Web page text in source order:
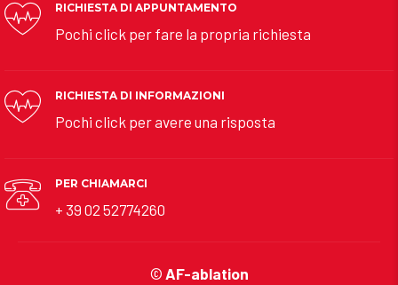
RICHIESTA DI APPUNTAMENTO
Pochi click per fare la propria richiesta
RICHIESTA DI INFORMAZIONI
Pochi click per avere una risposta
PER CHIAMARCI
+ 39 02 52774260
© AF-ablation